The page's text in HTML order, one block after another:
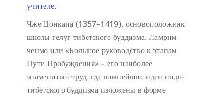
учителе.
Чже Цонкапа (1357–1419), основоположник
школы гелуг тибетского буддизма. Ламрим-
ченмо или «Большое руководство к этапам
Пути Пробуждения» – его наиболее
знаменитый труд, где важнейшие идеи индо-
тибетского буддизма изложены в форме